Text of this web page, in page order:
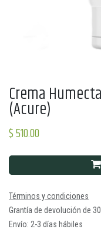
Crema
(Acure)
$510.00
Términos y condiciones
Grantía de devolución de
Envío: 2-3 días hábiles